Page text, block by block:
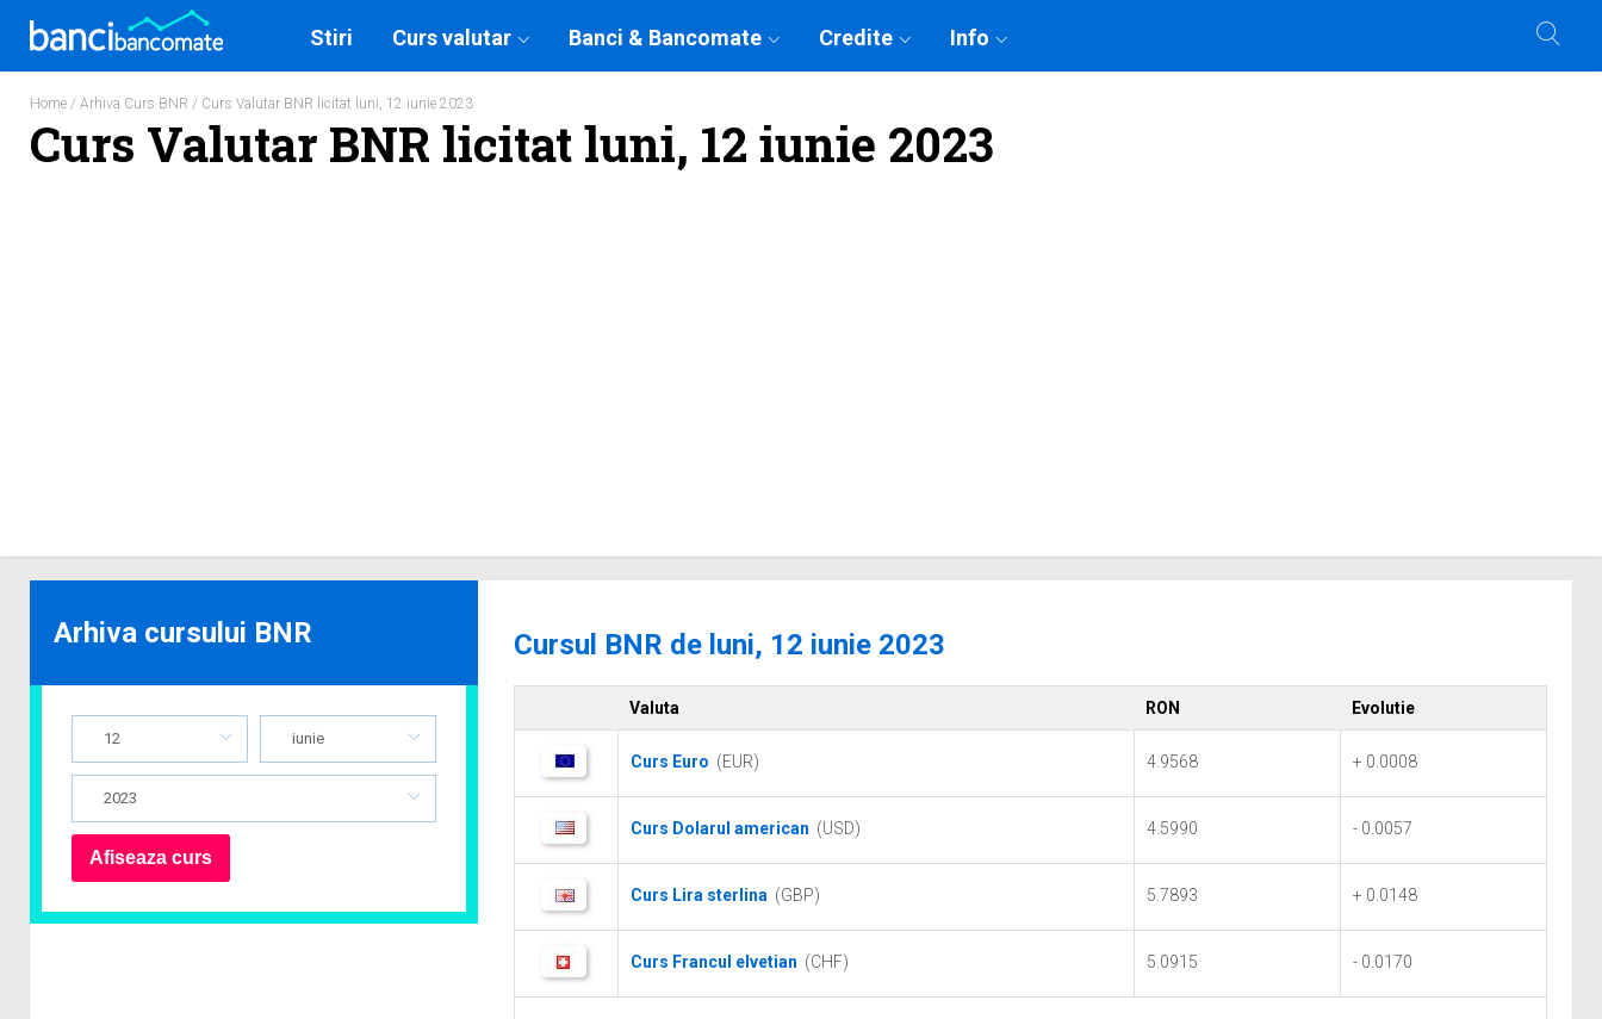
Stiri Curs valutar Banci & Bancomate Credite Info
Home / Arhiva Curs BNR / Curs Valutar BNR licitat luni, 12 iunie 2023
Curs Valutar BNR licitat luni, 12 iunie 2023
Cursul BNR de luni, 12 iunie 2023
Valuta RON Evolutie
Curs Euro (EUR) 4.9568 + 0.0008
Curs Dolarul american (USD) 4.5990 - 0.0057
Curs Lira sterlina (GBP) 5.7893 + 0.0148
Curs Francul elvetian (CHF) 5.0915 - 0.0170
Arhiva cursului BNR
12 iunie
2023